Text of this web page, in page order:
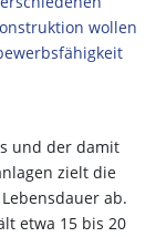
wollen
und der damit
zielt die
ab.
etwa 15 bis 20